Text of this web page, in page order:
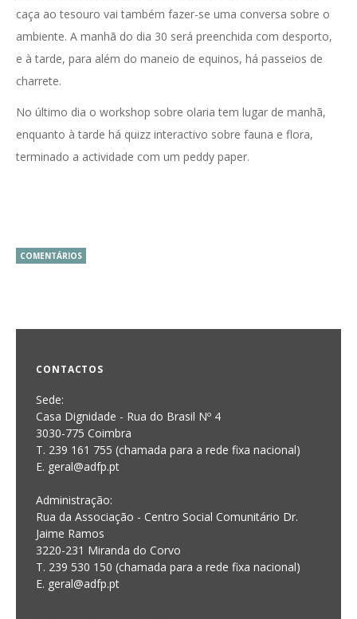
caça ao tesouro vai também fazer-se uma conversa sobre o
ambiente. A manhã do dia 30 será preenchida com desporto,
e à tarde, para além do maneio de equinos, há passeios de
charrete.
No último dia o workshop sobre olaria tem lugar de manhã,
enquanto à tarde há quizz interactivo sobre fauna e flora,
terminado a actividade com um peddy paper.
COMENTÁRIOS
CONTACTOS
Sede:
Casa Dignidade - Rua do Brasil Nº 4
3030-775 Coimbra
T. 239 161 755 (chamada para a rede fixa nacional)
E. geral@adfp.pt
Administração:
Rua da Associação - Centro Social Comunitário Dr.
Jaime Ramos
3220-231 Miranda do Corvo
T. 239 530 150 (chamada para a rede fixa nacional)
E. geral@adfp.pt